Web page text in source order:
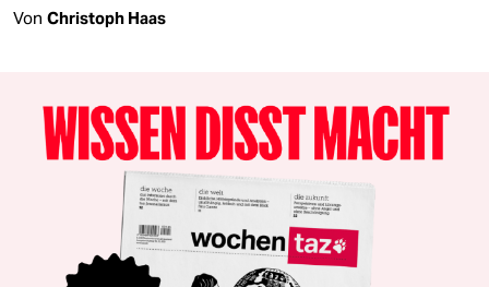
Von Christoph Haas